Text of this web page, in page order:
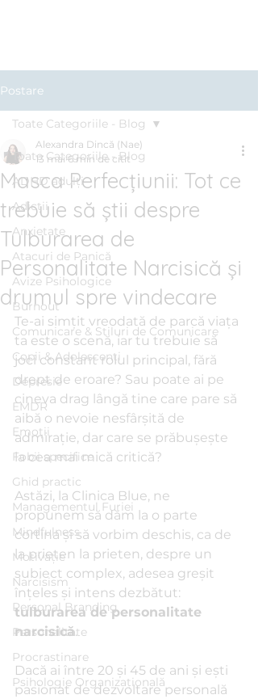
Postare
Toate Categoriile - Blog
ADHD adulți
Adicții
Anxietate
Atacuri de Panică
Avize Psihologice
Burnout
Comunicare & Stiluri de Comunicare
Copii & Adolescenți
Depresie
EMDR
Emoții
Fobii specifice
Ghid practic
Managementul Furiei
Mindfulness
Motivație
Narcisism
Personal Branding
Personalitate
Procrastinare
Psihologie Organizațională
Toate Categoriile - Blog
Masca Perfecțiunii: Tot ce
trebuie să știi despre
Tulburarea de
Personalitate Narcisică și
drumul spre vindecare
Alexandra Dincă (Nae)
13 mai 6 min de citit
Te-ai simțit vreodată de parcă viața
ta este o scenă, iar tu trebuie să
joci constant rolul principal, fără
drept de eroare? Sau poate ai pe
cineva drag lângă tine care pare să
aibă o nevoie nesfârșită de
admirație, dar care se prăbușește
la cea mai mică critică?
Astăzi, la Clinica Blue, ne
propunem să dăm la o parte
cortina și să vorbim deschis, ca de
la prieten la prieten, despre un
subiect complex, adesea greșit
înțeles și intens dezbătut:
tulburarea de personalitate
narcisică.
Dacă ai între 20 și 45 de ani și ești
pasionat de dezvoltare personală